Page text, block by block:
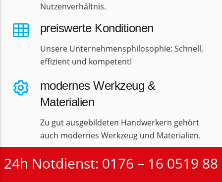
Nutzenverhältnis.
preiswerte Konditionen
Unsere Unternehmensphilosophie: Schnell,
effizient und kompetent!
modernes Werkzeug &
Materialien
Zu gut ausgebildeten Handwerkern gehört
auch modernes Werkzeug und Materialien.
umfangsreiche Leistungen
24h Notdienst: 0176 – 16 0519 88